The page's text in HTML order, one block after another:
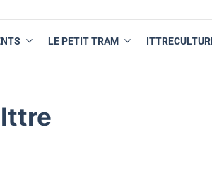
LE PETIT TRAM